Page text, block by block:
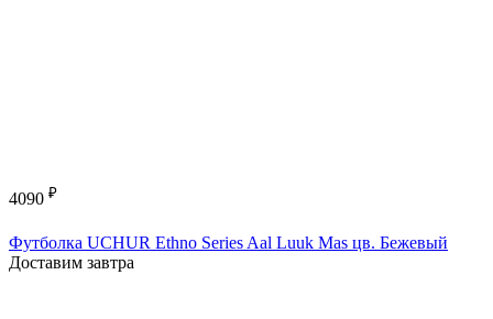
4090 ₽
Футболка UCHUR Ethno Series Aal Luuk Mas цв. Бежевый
Доставим завтра